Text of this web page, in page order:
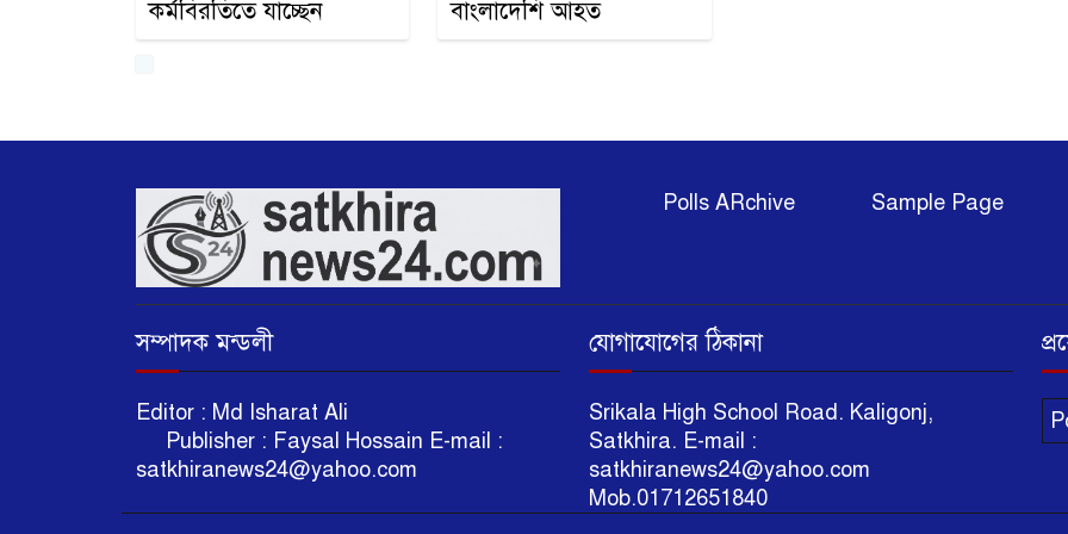
কর্মবিরতিতে যাচ্ছেন
বাংলাদেশি আহত
Polls ARchive Sample Page
সম্পাদক মন্ডলী
Editor : Md Isharat Ali
Publisher : Faysal Hossain E-mail :
satkhiranews24@yahoo.com
যোগাযোগের ঠিকানা
Srikala High School Road. Kaligonj,
Satkhira. E-mail :
satkhiranews24@yahoo.com
Mob.01712651840